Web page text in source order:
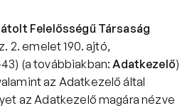
Felelősségű Társaság
2. emelet 190. ajtó,
(a továbbiakban: Adatkezelő)
az Adatkezelő által
az Adatkezelő magára nézve